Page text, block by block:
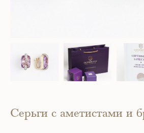
Серьги с аметистами и